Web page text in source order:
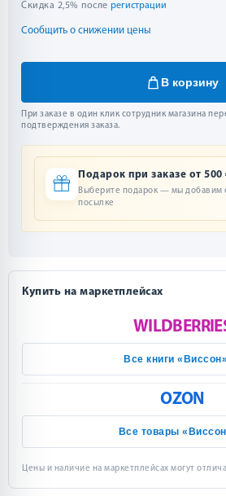
Скидка 2,5% после регистрации
Сообщить о снижении цены
В корзину
При заказе в один клик сотрудник магазина
подтверждения заказа.
Подарок при заказе от 500
Выберите подарок — мы добавим
посылке
Купить на маркетплейсах
Все книги «Виссон»
OZON
Все товары
Цены и наличие на маркетплейсах могут